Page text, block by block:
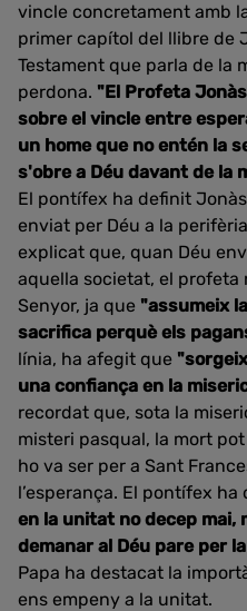
vincle concretament amb
primer capítol del llibre de
Testament que parla de la
perdona. "El Profeta
sobre el vincle entre
un home que no entén la
s'obre a Déu davant de la
El pontífex ha definit
enviat per Déu a la
explicat que, quan Déu
aquella societat, el profeta
Senyor, ja que "assumeix
sacrifica perquè els
línia, ha afegit que
una confiança en la
recordat que, sota la
misteri pasqual, la mort
ho va ser per a Sant
l’esperança. El pontífex
en la unitat no decep mai,
demanar al Déu pare per
Papa ha destacat la
ens empeny a la unitat.